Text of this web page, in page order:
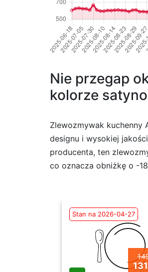
Nie przegap
kolorze
Zlewozmywak kuchenny
designu i wysokiej
producenta, ten
co oznacza obniżkę o -
Stan na 2026-04-27